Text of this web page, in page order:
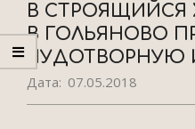
В СТРОЯЩИЙСЯ
В ГОЛЬЯНОВО
ЧУДОТВОРНУЮ
Дата: 07.05.2018